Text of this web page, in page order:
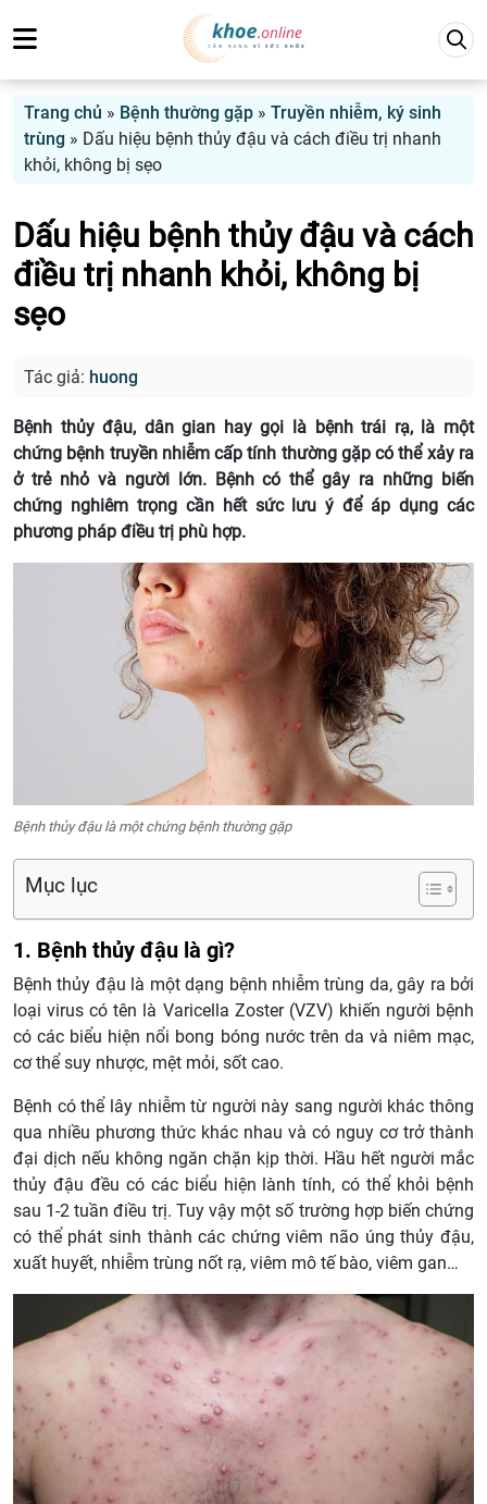
Trang chủ » Bệnh thường gặp » Truyền nhiễm, ký sinh
trùng » Dấu hiệu bệnh thủy đậu và cách điều trị nhanh
khỏi, không bị sẹo
Dấu hiệu bệnh thủy đậu và cách
điều trị nhanh khỏi, không bị
sẹo
Tác giả: huong
Bệnh thủy đậu, dân gian hay gọi là bệnh trái rạ, là một
chứng bệnh truyền nhiễm cấp tính thường gặp có thể xảy ra
ở trẻ nhỏ và người lớn. Bệnh có thể gây ra những biến
chứng nghiêm trọng cần hết sức lưu ý để áp dụng các
phương pháp điều trị phù hợp.
Bệnh thủy đậu là một chứng bệnh thường gặp
Mục lục
1. Bệnh thủy đậu là gì?
Bệnh thủy đậu là một dạng bệnh nhiễm trùng da, gây ra bởi
loại virus có tên là Varicella Zoster (VZV) khiến người bệnh
có các biểu hiện nổi bong bóng nước trên da và niêm mạc,
cơ thể suy nhược, mệt mỏi, sốt cao.
Bệnh có thể lây nhiễm từ người này sang người khác thông
qua nhiều phương thức khác nhau và có nguy cơ trở thành
đại dịch nếu không ngăn chặn kịp thời. Hầu hết người mắc
thủy đậu đều có các biểu hiện lành tính, có thể khỏi bệnh
sau 1-2 tuần điều trị. Tuy vậy một số trường hợp biến chứng
có thể phát sinh thành các chứng viêm não úng thủy đậu,
xuất huyết, nhiễm trùng nốt rạ, viêm mô tế bào, viêm gan…